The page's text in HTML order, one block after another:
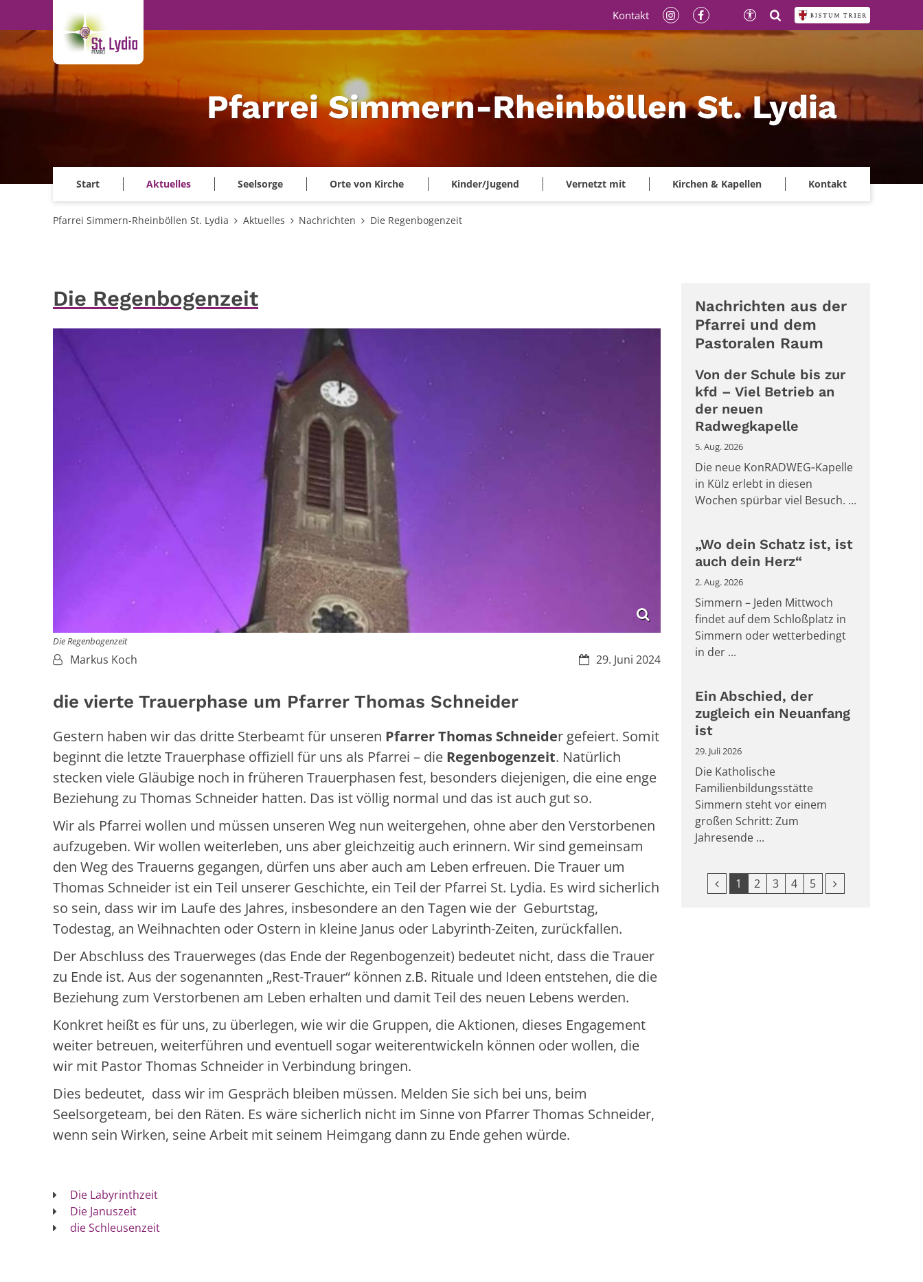
Pfarrei Simmern-Rheinböllen St. Lydia
Start Aktuelles Seelsorge Orte von Kirche Kinder/Jugend Vernetzt mit Kirchen & Kapellen Kontakt
Kontakt
Pfarrei Simmern-Rheinböllen St. Lydia Aktuelles Nachrichten Die Regenbogenzeit
Die Regenbogenzeit
Die Regenbogenzeit
Datum:29. Juni 2024
Von:Markus Koch
die vierte Trauerphase um Pfarrer Thomas Schneider
Gestern haben wir das dritte Sterbeamt für unseren Pfarrer Thomas Schneider gefeiert. Somit
beginnt die letzte Trauerphase offiziell für uns als Pfarrei – die Regenbogenzeit. Natürlich
stecken viele Gläubige noch in früheren Trauerphasen fest, besonders diejenigen, die eine enge
Beziehung zu Thomas Schneider hatten. Das ist völlig normal und das ist auch gut so.
Wir als Pfarrei wollen und müssen unseren Weg nun weitergehen, ohne aber den Verstorbenen
aufzugeben. Wir wollen weiterleben, uns aber gleichzeitig auch erinnern. Wir sind gemeinsam
den Weg des Trauerns gegangen, dürfen uns aber auch am Leben erfreuen. Die Trauer um
Thomas Schneider ist ein Teil unserer Geschichte, ein Teil der Pfarrei St. Lydia. Es wird sicherlich
so sein, dass wir im Laufe des Jahres, insbesondere an den Tagen wie der Geburtstag,
Todestag, an Weihnachten oder Ostern in kleine Janus oder Labyrinth-Zeiten, zurückfallen.
Der Abschluss des Trauerweges (das Ende der Regenbogenzeit) bedeutet nicht, dass die Trauer
zu Ende ist. Aus der sogenannten „Rest-Trauer“ können z.B. Rituale und Ideen entstehen, die die
Beziehung zum Verstorbenen am Leben erhalten und damit Teil des neuen Lebens werden.
Konkret heißt es für uns, zu überlegen, wie wir die Gruppen, die Aktionen, dieses Engagement
weiter betreuen, weiterführen und eventuell sogar weiterentwickeln können oder wollen, die
wir mit Pastor Thomas Schneider in Verbindung bringen.
Dies bedeutet, dass wir im Gespräch bleiben müssen. Melden Sie sich bei uns, beim
Seelsorgeteam, bei den Räten. Es wäre sicherlich nicht im Sinne von Pfarrer Thomas Schneider,
wenn sein Wirken, seine Arbeit mit seinem Heimgang dann zu Ende gehen würde.
Die Labyrinthzeit
Die Januszeit
die Schleusenzeit
Nachrichten aus der
Pfarrei und dem
Pastoralen Raum
Von der Schule bis zur
kfd – Viel Betrieb an
der neuen
Radwegkapelle
5. Aug. 2026
Die neue KonRADWEG‑Kapelle
in Külz erlebt in diesen
Wochen spürbar viel Besuch. ...
„Wo dein Schatz ist, ist
auch dein Herz“
2. Aug. 2026
Simmern – Jeden Mittwoch
findet auf dem Schloßplatz in
Simmern oder wetterbedingt
in der ...
Ein Abschied, der
zugleich ein Neuanfang
ist
29. Juli 2026
Die Katholische
Familienbildungsstätte
Simmern steht vor einem
großen Schritt: Zum
Jahresende ...
Vorherige Seite
1 2 3 4 5 Nächste Seite